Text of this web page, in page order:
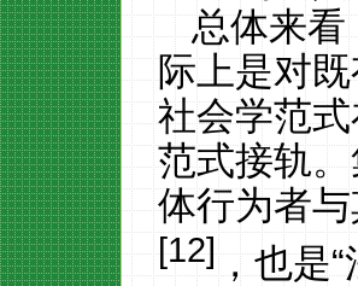
总体来看
际上是对
社会学范
范式接轨
体行为者
[12]，也是